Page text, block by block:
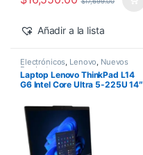
Añadir a la lista
Electrónicos, Lenovo, Nuevos
Productos
Laptop Lenovo ThinkPad L14
G6 Intel Core Ultra 5-225U 14″
Pro